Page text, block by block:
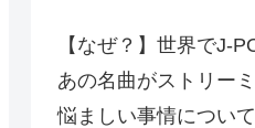
【なぜ？】世界でJ-
あの名曲がストリー
悩ましい事情について